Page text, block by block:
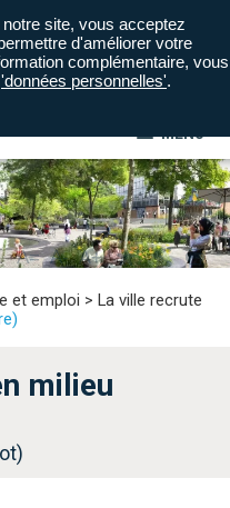
MENU
A= A- A+
et emploi > La ville recrute
milieu
site, vous acceptez
d'améliorer votre
complémentaire, vous
'données personnelles'.